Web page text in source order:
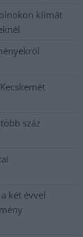
klímát
száz
két évvel